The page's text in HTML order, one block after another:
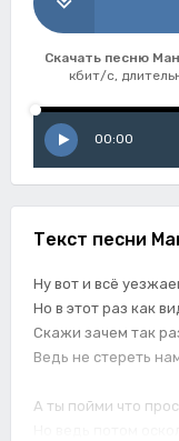
Скачать песню
кбит/с,
00:00
Текст песни
Ну вот и всё
Но в этот раз как
Скажи зачем так
Ведь не стереть
А ты пойми что